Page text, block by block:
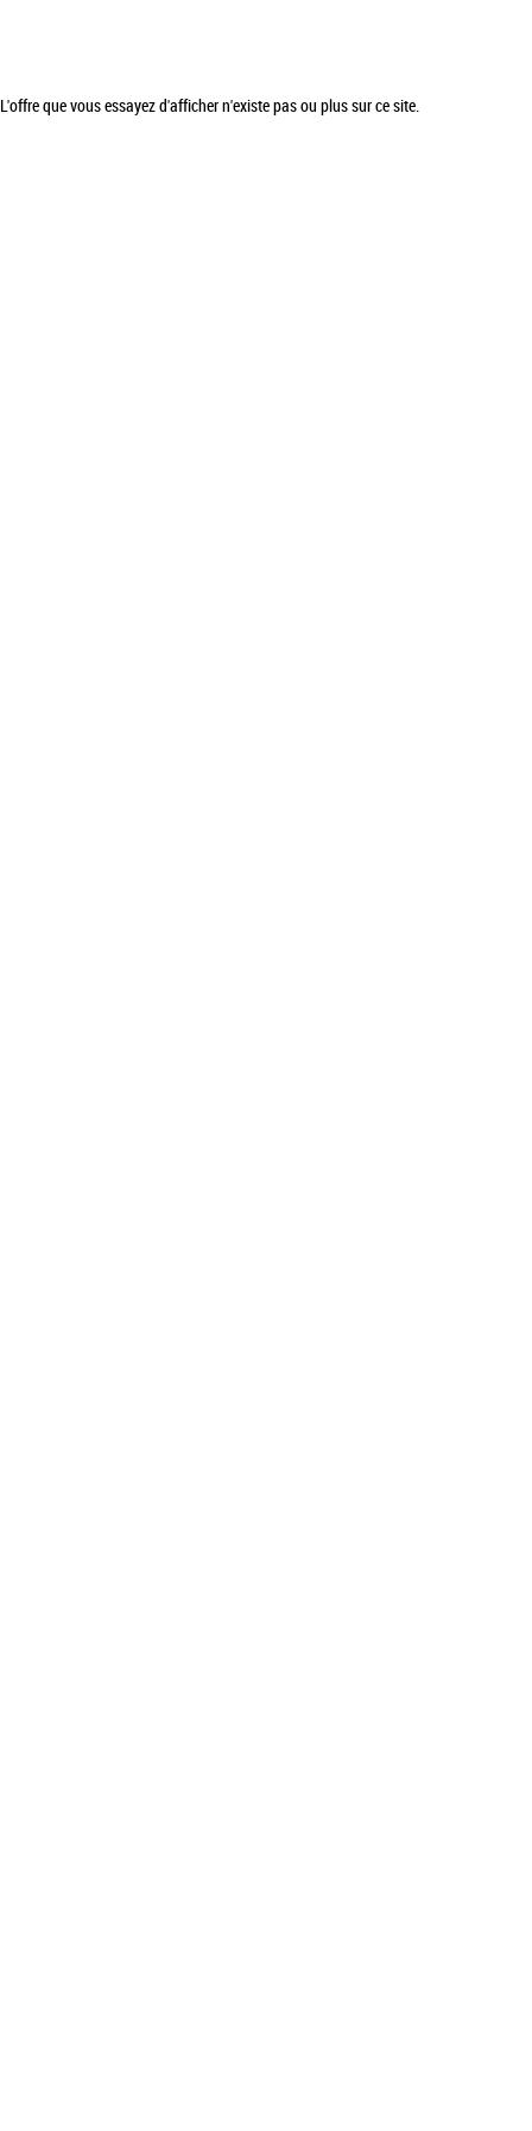
L'offre que vous essayez d'afficher n'existe pas ou plus sur ce site.